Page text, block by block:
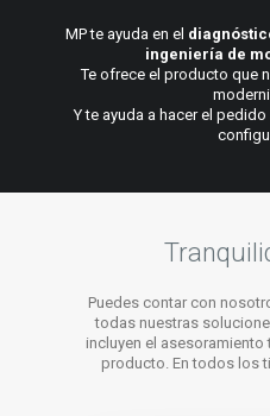
MP te ayuda en el
ingeniería de
Te ofrece el producto que
Y te ayuda a hacer el
Puedes contar con
todas nuestras
incluyen el
producto. En todos los